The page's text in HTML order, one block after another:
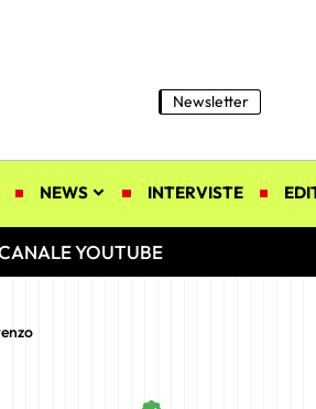
Newsletter
NEWS INTERVISTE
YOUTUBE